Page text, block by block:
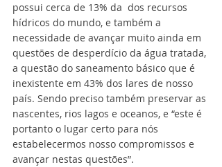
possui cerca de 13% da  dos recursos
hídricos do mundo, e também a
necessidade de avançar muito ainda em
questões de desperdício da água tratada,
a questão do saneamento básico que é
inexistente em 43% dos lares de nosso
país. Sendo preciso também preservar as
nascentes, rios lagos e oceanos, e “este é
portanto o lugar certo para nós
estabelecermos nosso compromissos e
avançar nestas questões”.